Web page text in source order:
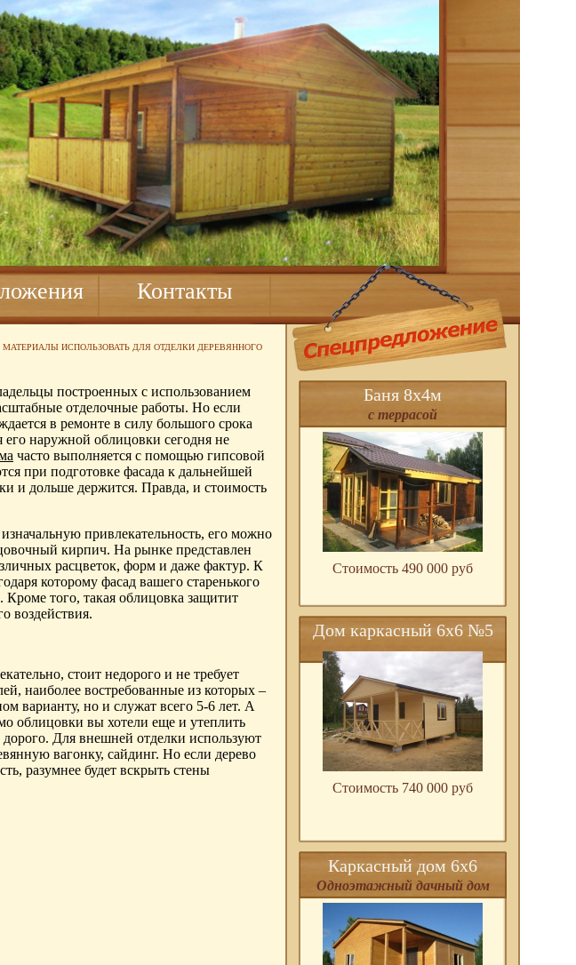
Контакты
МАТЕРИАЛЫ ИСПОЛЬЗОВАТЬ ДЛЯ ОТДЕЛКИ ДЕРЕВЯННОГО
построенных с использованием
отделочные работы. Но если
в ремонте в силу большого срока
наружной облицовки сегодня не
часто выполняется с помощью гипсовой
при подготовке фасада к дальнейшей
и дольше держится. Правда, и стоимость
привлекательность, его можно
кирпич. На рынке представлен
расцветок, форм и даже фактур. К
которому фасад вашего старенького
того, такая облицовка защитит
воздействия.
стоит недорого и не требует
наиболее востребованные из которых –
варианту, но и служат всего 5-6 лет. А
облицовки вы хотели еще и утеплить
Для внешней отделки используют
вагонку, сайдинг. Но если дерево
разумнее будет вскрыть стены
Баня 8х4м
с террасой
Стоимость 490 000 pуб
Дом каркасный 6х6 №5
Стоимость 740 000 pуб
Каркасный дом 6х6
Одноэтажный дачный дом